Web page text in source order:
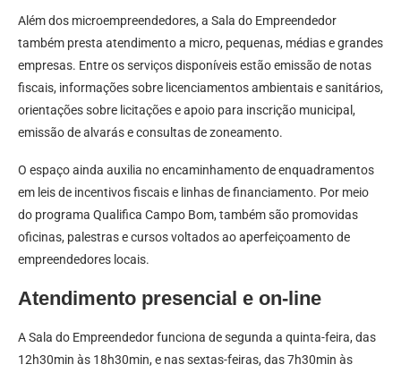
Além dos microempreendedores, a Sala do Empreendedor
também presta atendimento a micro, pequenas, médias e grandes
empresas. Entre os serviços disponíveis estão emissão de notas
fiscais, informações sobre licenciamentos ambientais e sanitários,
orientações sobre licitações e apoio para inscrição municipal,
emissão de alvarás e consultas de zoneamento.
O espaço ainda auxilia no encaminhamento de enquadramentos
em leis de incentivos fiscais e linhas de financiamento. Por meio
do programa Qualifica Campo Bom, também são promovidas
oficinas, palestras e cursos voltados ao aperfeiçoamento de
empreendedores locais.
Atendimento presencial e on-line
A Sala do Empreendedor funciona de segunda a quinta-feira, das
12h30min às 18h30min, e nas sextas-feiras, das 7h30min às